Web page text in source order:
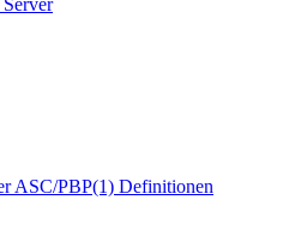
ASC/PBP(1) Definitionen